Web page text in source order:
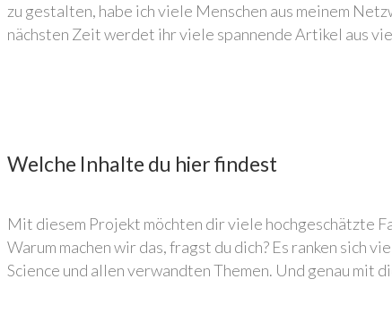
zu gestalten, habe ich viele Menschen aus meinem
nächsten Zeit werdet ihr viele spannende Artikel aus
Welche Inhalte du hier findest
Mit diesem Projekt möchten dir viele hochgeschätzte
Warum machen wir das, fragst du dich? Es ranken
Science und allen verwandten Themen. Und genau mit